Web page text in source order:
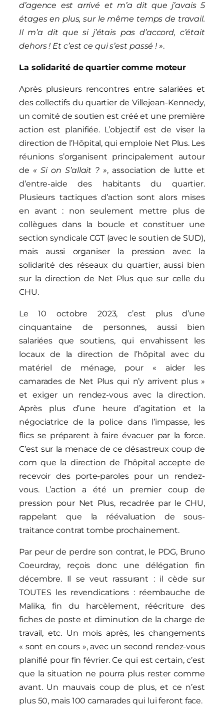
d’agence est arrivé et m’a dit que j’avais 5
étages en plus, sur le même temps de travail.
Il m’a dit que si j’étais pas d’accord, c’était
dehors ! Et c’est ce qui s’est passé ! ».
La solidarité de quartier comme moteur
Après plusieurs rencontres entre salariées et
des collectifs du quartier de Villejean-Kennedy,
un comité de soutien est créé et une première
action est planifiée. L’objectif est de viser la
direction de l’Hôpital, qui emploie Net Plus. Les
réunions s’organisent principalement autour
de « Si on S’allait ? », association de lutte et
d’entre-aide des habitants du quartier.
Plusieurs tactiques d’action sont alors mises
en avant : non seulement mettre plus de
collègues dans la boucle et constituer une
section syndicale CGT (avec le soutien de SUD),
mais aussi organiser la pression avec la
solidarité des réseaux du quartier, aussi bien
sur la direction de Net Plus que sur celle du
CHU.
Le 10 octobre 2023, c’est plus d’une
cinquantaine de personnes, aussi bien
salariées que soutiens, qui envahissent les
locaux de la direction de l’hôpital avec du
matériel de ménage, pour « aider les
camarades de Net Plus qui n’y arrivent plus »
et exiger un rendez-vous avec la direction.
Après plus d’une heure d’agitation et la
négociatrice de la police dans l’impasse, les
flics se préparent à faire évacuer par la force.
C’est sur la menace de ce désastreux coup de
com que la direction de l’hôpital accepte de
recevoir des porte-paroles pour un rendez-
vous. L’action a été un premier coup de
pression pour Net Plus, recadrée par le CHU,
rappelant que la réévaluation de sous-
traitance contrat tombe prochainement.
Par peur de perdre son contrat, le PDG, Bruno
Coeurdray, reçois donc une délégation fin
décembre. Il se veut rassurant : il cède sur
TOUTES les revendications : réembauche de
Malika, fin du harcèlement, réécriture des
fiches de poste et diminution de la charge de
travail, etc. Un mois après, les changements
« sont en cours », avec un second rendez-vous
planifié pour fin février. Ce qui est certain, c’est
que la situation ne pourra plus rester comme
avant. Un mauvais coup de plus, et ce n’est
plus 50, mais 100 camarades qui lui feront face.